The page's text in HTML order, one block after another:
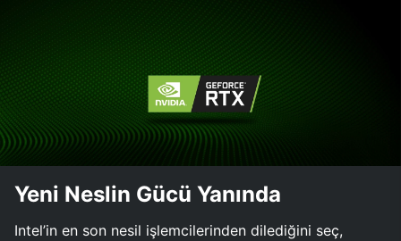
Yeni Neslin Gücü Yanında
Intel’in en son nesil işlemcilerinden dilediğini seç,